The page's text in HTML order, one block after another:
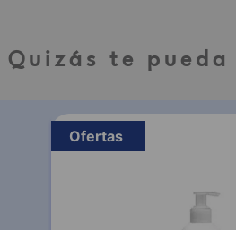
Quizás te
Ofertas